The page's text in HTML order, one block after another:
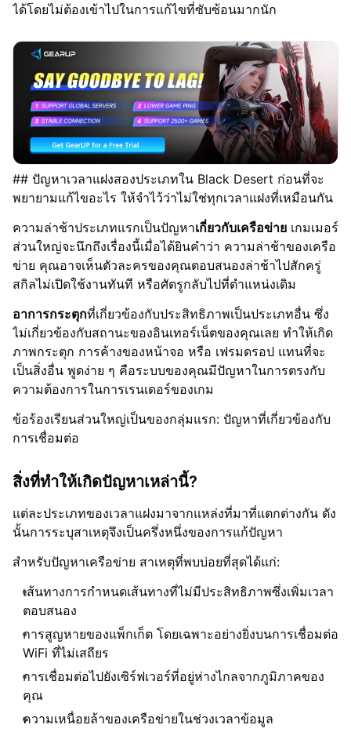
ได้โดยไม่ต้องเข้าไปในการแก้ไขที่ซับซ้อนมากนัก
## ปัญหาเวลาแฝงสองประเภทใน Black Desert ก่อนที่จะ
พยายามแก้ไขอะไร ให้จำไว้ว่าไม่ใช่ทุกเวลาแฝงที่เหมือนกัน
ความล่าช้าประเภทแรกเป็นปัญหาเกี่ยวกับเครือข่าย เกมเมอร์
ส่วนใหญ่จะนึกถึงเรื่องนี้เมื่อได้ยินคำว่า ความล่าช้าของเครือ
ข่าย คุณอาจเห็นตัวละครของคุณตอบสนองล่าช้าไปสักครู่
สกิลไม่เปิดใช้งานทันที หรือศัตรูกลับไปที่ตำแหน่งเดิม
อาการกระตุกที่เกี่ยวข้องกับประสิทธิภาพเป็นประเภทอื่น ซึ่ง
ไม่เกี่ยวข้องกับสถานะของอินเทอร์เน็ตของคุณเลย ทำให้เกิด
ภาพกระตุก การค้างของหน้าจอ หรือ เฟรมดรอป แทนที่จะ
เป็นสิ่งอื่น พูดง่าย ๆ คือระบบของคุณมีปัญหาในการตรงกับ
ความต้องการในการเรนเดอร์ของเกม
ข้อร้องเรียนส่วนใหญ่เป็นของกลุ่มแรก: ปัญหาที่เกี่ยวข้องกับ
การเชื่อมต่อ
สิ่งที่ทำให้เกิดปัญหาเหล่านี้?
แต่ละประเภทของเวลาแฝงมาจากแหล่งที่มาที่แตกต่างกัน ดัง
นั้นการระบุสาเหตุจึงเป็นครึ่งหนึ่งของการแก้ปัญหา
สำหรับปัญหาเครือข่าย สาเหตุที่พบบ่อยที่สุดได้แก่:
เส้นทางการกำหนดเส้นทางที่ไม่มีประสิทธิภาพซึ่งเพิ่มเวลา
ตอบสนอง
การสูญหายของแพ็กเก็ต โดยเฉพาะอย่างยิ่งบนการเชื่อมต่อ
WiFi ที่ไม่เสถียร
การเชื่อมต่อไปยังเซิร์ฟเวอร์ที่อยู่ห่างไกลจากภูมิภาคของ
คุณ
ความเหนื่อยล้าของเครือข่ายในช่วงเวลาข้อมูล